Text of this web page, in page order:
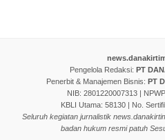
Pengelola Redaksi: PT
Penerbit & Manajemen Bisnis: PT
NIB: 2801220007313 |
KBLI Utama: 58130 | No.
Seluruh kegiatan jurnalistik
badan hukum resmi patuh